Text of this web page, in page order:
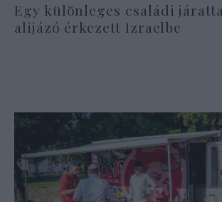
Egy különleges családi
alijázó érkezett Izraelbe